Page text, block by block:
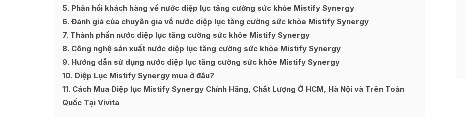
5 Phản hồi khách hàng về nước diệp lục tăng cường sức khỏe Mistify Synergy
6 Đánh giá của chuyên gia về nước diệp lục tăng cường sức khỏe Mistify Synergy
7 Thành phần nước diệp lục tăng cường sức khỏe Mistify Synergy
8 Công nghệ sản xuất nước diệp lục tăng cường sức khỏe Mistify Synergy
9 Hướng dẫn sử dụng nước diệp lục tăng cường sức khỏe Mistify Synergy
10 Diệp Lục Mistify Synergy mua ở đâu?
11 Cách Mua Diệp lục Mistify Synergy Chính Hãng, Chất Lượng Ở HCM, Hà Nội và Trên Toàn
Quốc Tại Vivita